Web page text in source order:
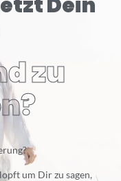
Dein
zu
um Dir zu sagen,